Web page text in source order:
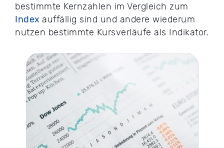
bestimmte Kernzahlen im Vergleich zum
Index auffällig sind und andere wiederum
nutzen bestimmte Kursverläufe als Indikator.